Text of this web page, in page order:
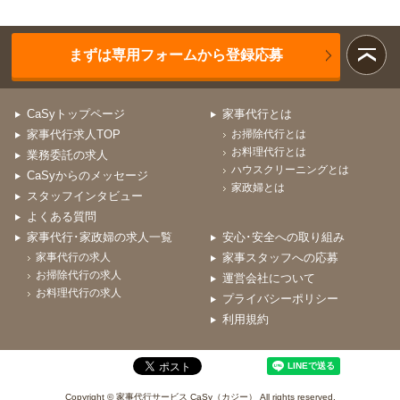
まずは専用フォームから登録応募
CaSyトップページ
家事代行求人TOP
業務委託の求人
CaSyからのメッセージ
スタッフインタビュー
よくある質問
家事代行とは
お掃除代行とは
お料理代行とは
ハウスクリーニングとは
家政婦とは
家事代行･家政婦の求人一覧
家事代行の求人
お掃除代行の求人
お料理代行の求人
安心･安全への取り組み
家事スタッフへの応募
運営会社について
プライバシーポリシー
利用規約
Copyright © 家事代行サービス CaSy（カジー） All rights reserved.